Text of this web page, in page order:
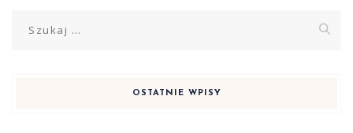
OSTATNIE WPISY